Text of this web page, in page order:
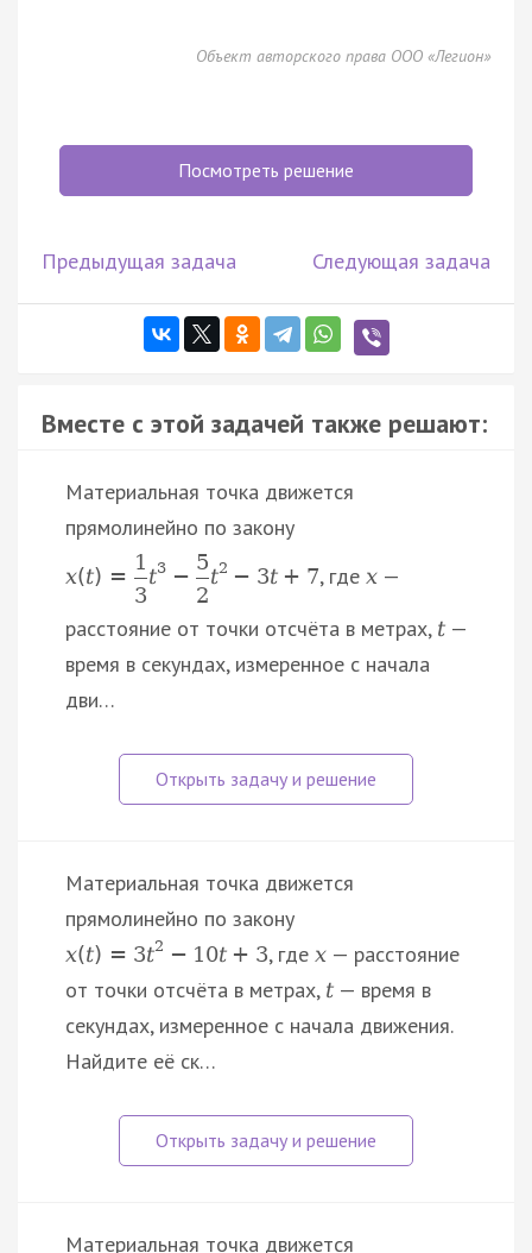
Объект авторского права ООО «Легион»
Посмотреть решение
Предыдущая задача Следующая задача
Вместе с этой задачей также решают:
Материальная точка движется
прямолинейно по закону
x(t) =
1
3
t3 −
5
2
t2 − 3t + 7, где x—
расстояние от точки отсчёта в метрах, t —
время в секундах, измеренное с начала
дви…
Материальная точка движется
прямолинейно по закону
x(t) = 3t2 − 10t + 3, где x— расстояние
от точки отсчёта в метрах, t — время в
секундах, измеренное с начала движения.
Найдите её ск…
Материальная точка движется